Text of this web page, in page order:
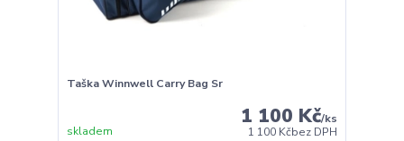
Taška Winnwell Carry Bag Sr
1 100 Kč/ks
1 100 Kčbez DPH
skladem